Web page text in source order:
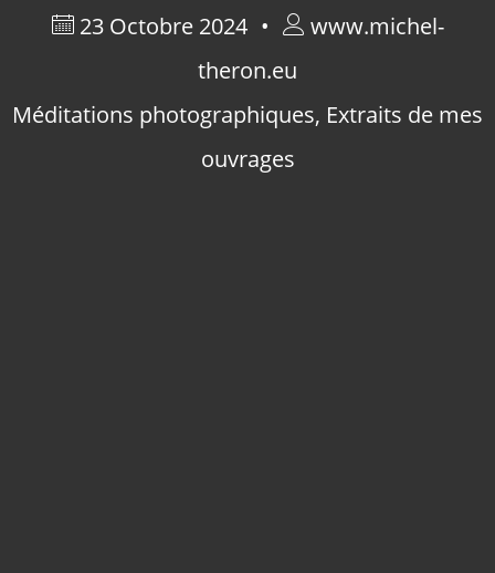
23 Octobre 2024
www.michel-
theron.eu
Méditations photographiques, Extraits de mes
ouvrages